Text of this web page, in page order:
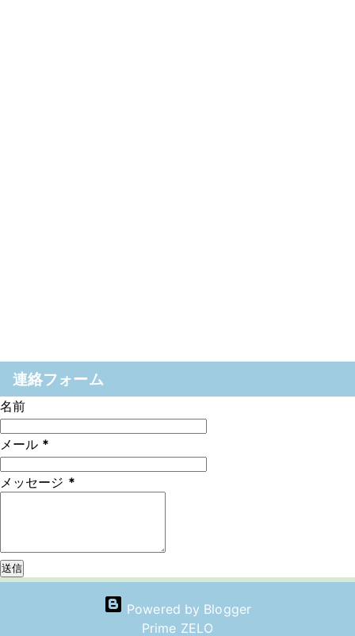
連絡フォーム
名前
メール *
メッセージ *
Powered by Blogger
Prime ZELO